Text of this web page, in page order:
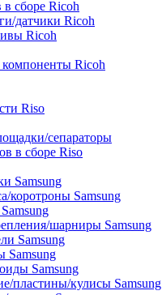
сборе Ricoh
датчики Ricoh
Ricoh
Ricoh
Riso
сепараторы
в сборе Riso
Samsung
коротроны Samsung
шарниры Samsung
Samsung
Samsung
Samsung
пластины/кулисы Samsung